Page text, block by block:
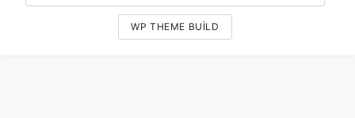
WP THEME BUILD